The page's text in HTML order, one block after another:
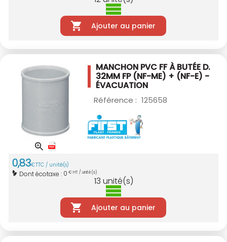
Ajouter au panier
MANCHON PVC FF À BUTÉE D.
32MM FP (NF-ME) + (NF-E) -
ÉVACUATION
Référence : 125658
0,83€TTC / unité(s)
Dont écotaxe : 0 € HT / unité(s)
13 unité(s)
Ajouter au panier